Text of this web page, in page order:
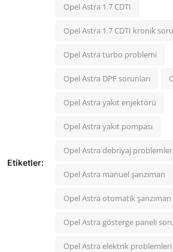
Etiketler:
Opel Astra 1.7 CDTI
Opel Astra 1.7 CDTI kronik
Opel Astra turbo problemi
Opel Astra DPF sorunları
Opel Astra yakıt enjektörü
Opel Astra yakıt pompası
Opel Astra debriyaj problemleri
Opel Astra manuel şanzıman
Opel Astra otomatik şanzıman
Opel Astra gösterge paneli
Opel Astra elektrik problemleri